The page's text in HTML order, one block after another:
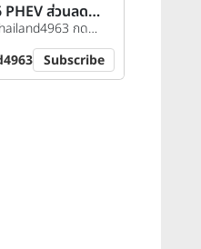
ส่วนลด
หม?
กด
Subscribe